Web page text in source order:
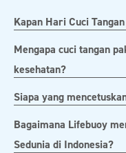
Kapan Hari Cuci
Mengapa cuci tangan
kesehatan?
Siapa yang
Bagaimana Lifebuoy
Sedunia di Indonesia?